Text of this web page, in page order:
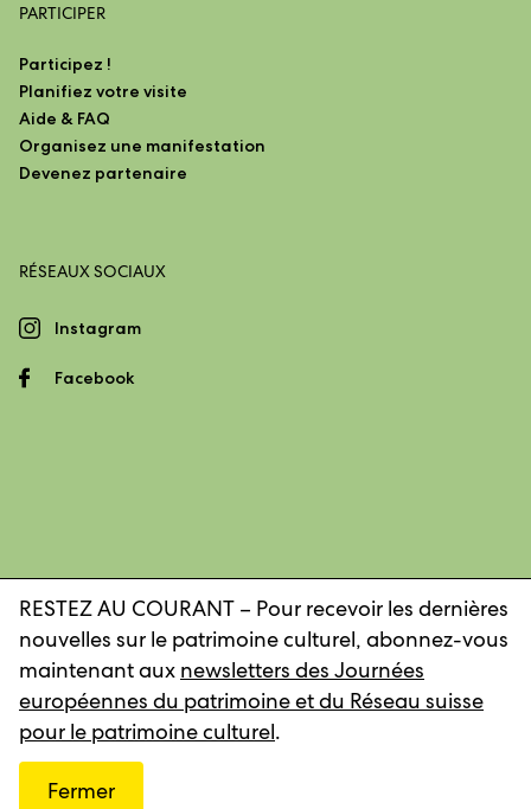
PARTICIPER
Participez !
Planifiez votre visite
Aide & FAQ
Organisez une manifestation
Devenez partenaire
RÉSEAUX SOCIAUX
Instagram
Facebook
© 2026, Réseau suisse pour le patrimoine culturel
Mentions légales Déclaration de confidentialité
RESTEZ AU COURANT – Pour recevoir les dernières
nouvelles sur le patrimoine culturel, abonnez-vous
maintenant aux newsletters des Journées
européennes du patrimoine et du Réseau suisse
pour le patrimoine culturel.
Fermer